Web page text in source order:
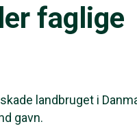
faglige
landbruget i
gavn.